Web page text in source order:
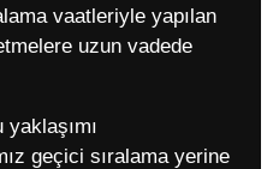
vaatleriyle yapılan
uzun vadede
geçici sıralama yerine